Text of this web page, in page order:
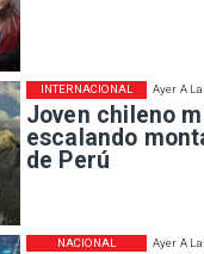
Ayer A
Joven chileno
escalando
de Perú
INTERNACIONAL
Ayer A
NACIONAL